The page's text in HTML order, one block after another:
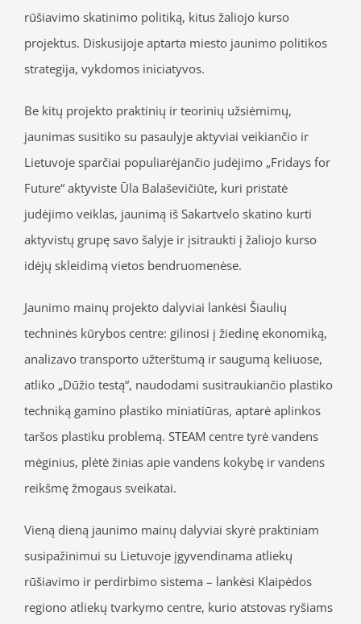
rūšiavimo skatinimo politiką, kitus žaliojo kurso
projektus. Diskusijoje aptarta miesto jaunimo politikos
strategija, vykdomos iniciatyvos.
Be kitų projekto praktinių ir teorinių užsiėmimų,
jaunimas susitiko su pasaulyje aktyviai veikiančio ir
Lietuvoje sparčiai populiarėjančio judėjimo „Fridays for
Future“ aktyviste Ūla Balaševičiūte, kuri pristatė
judėjimo veiklas, jaunimą iš Sakartvelo skatino kurti
aktyvistų grupę savo šalyje ir įsitraukti į žaliojo kurso
idėjų skleidimą vietos bendruomenėse.
Jaunimo mainų projekto dalyviai lankėsi Šiaulių
techninės kūrybos centre: gilinosi į žiedinę ekonomiką,
analizavo transporto užterštumą ir saugumą keliuose,
atliko „Dūžio testą“, naudodami susitraukiančio plastiko
techniką gamino plastiko miniatiūras, aptarė aplinkos
taršos plastiku problemą. STEAM centre tyrė vandens
mėginius, plėtė žinias apie vandens kokybę ir vandens
reikšmę žmogaus sveikatai.
Vieną dieną jaunimo mainų dalyviai skyrė praktiniam
susipažinimui su Lietuvoje įgyvendinama atliekų
rūšiavimo ir perdirbimo sistema – lankėsi Klaipėdos
regiono atliekų tvarkymo centre, kurio atstovas ryšiams